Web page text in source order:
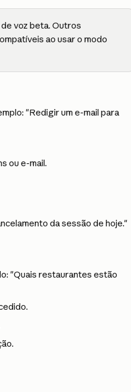
voz beta. Outros
ao usar o modo
"Redigir um e-mail para
ou e-mail.
da sessão de hoje."
"Quais restaurantes estão